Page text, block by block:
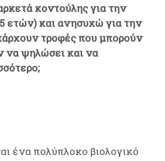
κοντούλης για την
5 ετών) και ανησυχώ για την
τροφές που μπορούν
να ψηλώσει και να
ένα πολύπλοκο βιολογικό